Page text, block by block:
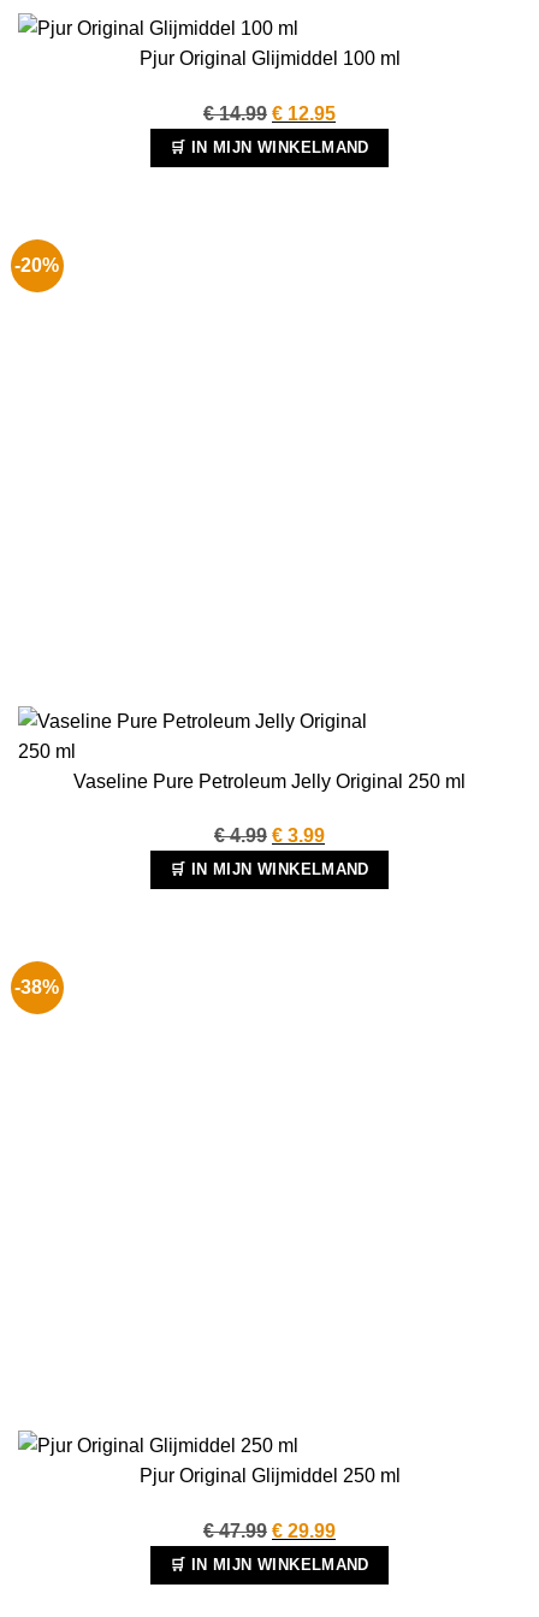
Pjur Original Glijmiddel 100 ml
€14.99 Oorspronkelijke
prijs
was:
€ 12.95Huidige
prijs
is:
🛒 IN MIJN WINKELMAND
-20%
Vaseline Pure Petroleum Jelly Original 250 ml
€4.99 Oorspronkelijke
prijs
was:
€ 3.99Huidige
prijs
is:
🛒 IN MIJN WINKELMAND
-38%
Pjur Original Glijmiddel 250 ml
€47.99 Oorspronkelijke
prijs
was:
€ 29.99Huidige
prijs
is:
🛒 IN MIJN WINKELMAND